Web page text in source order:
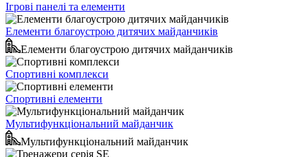
Ігрові панелі та елементи
Елементи благоустрою дитячих майданчиків
Елементи благоустрою дитячих майданчиків
Спортивні комплекси
Спортивні елементи
Мультифункціональний майданчик
Мультифункціональний майданчик